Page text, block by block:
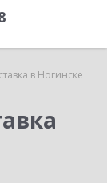
в Ногинске